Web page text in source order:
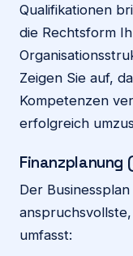
Qualifikationen
die Rechtsform
Zeigen Sie auf,
Kompetenzen
erfolgreich
Finanzplanung
Der
umfasst: